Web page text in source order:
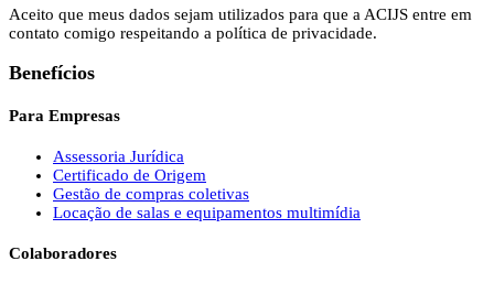
Aceito que meus dados sejam utilizados para que a ACIJS entre em
contato comigo respeitando a política de privacidade.
Benefícios
Para Empresas
Assessoria Jurídica
Certificado de Origem
Gestão de compras coletivas
Locação de salas e equipamentos multimídia
Colaboradores